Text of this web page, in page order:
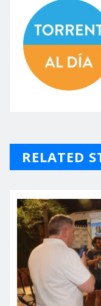
RELATED